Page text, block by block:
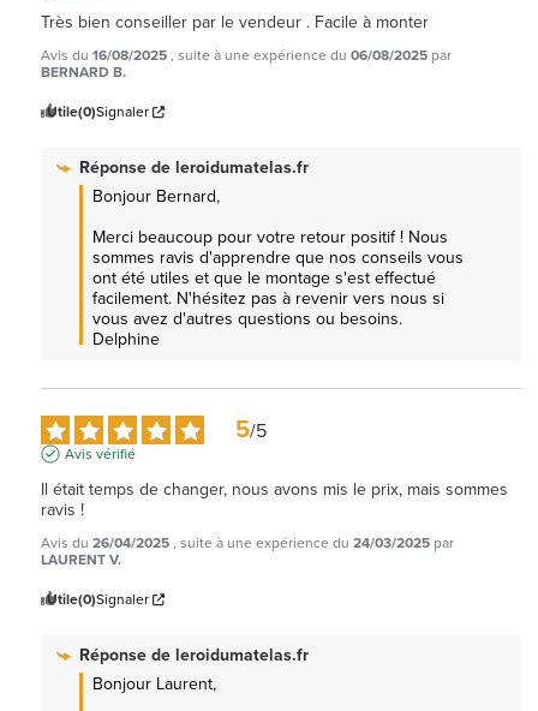
Très bien conseiller par le vendeur . Facile à monter
Avis du 16/08/2025, suite à une expérience du 06/08/2025 par
BERNARD B.
Utile(0)Signaler
Réponse deleroidumatelas.fr
Bonjour Bernard,
Merci beaucoup pour votre retour positif ! Nous
sommes ravis d'apprendre que nos conseils vous
ont été utiles et que le montage s'est effectué
facilement. N'hésitez pas à revenir vers nous si
vous avez d'autres questions ou besoins.
Delphine
5/5
Avis vérifié
Il était temps de changer, nous avons mis le prix, mais sommes
ravis !
Avis du 26/04/2025, suite à une expérience du 24/03/2025 par
LAURENT V.
Utile(0)Signaler
Réponse deleroidumatelas.fr
Bonjour Laurent,